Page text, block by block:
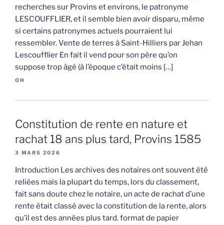
recherches sur Provins et environs, le patronyme
LESCOUFFLIER, et il semble bien avoir disparu, même
si certains patronymes actuels pourraient lui
ressembler. Vente de terres à Saint-Hilliers par Jehan
Lescoufflier En fait il vend pour son père qu’on
suppose trop âgé (à l’époque c’était moins […]
OH
Constitution de rente en nature et
rachat 18 ans plus tard, Provins 1585
3 MARS 2026
Introduction Les archives des notaires ont souvent été
reliées mais la plupart du temps, lors du classement,
fait sans doute chez le notaire, un acte de rachat d’une
rente était classé avec la constitution de la rente, alors
qu’il est des années plus tard. format de papier